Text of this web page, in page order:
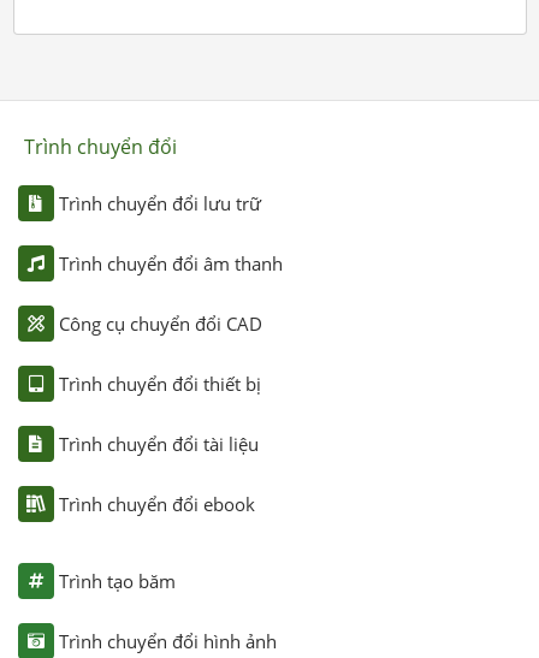
Trình chuyển đổi
Trình chuyển đổi lưu trữ
Trình chuyển đổi âm thanh
Công cụ chuyển đổi CAD
Trình chuyển đổi thiết bị
Trình chuyển đổi tài liệu
Trình chuyển đổi ebook
Trình tạo băm
Trình chuyển đổi hình ảnh